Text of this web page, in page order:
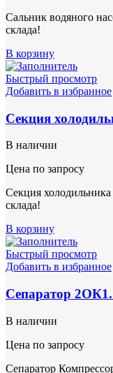
Сальник водяного
склада!
В корзину
Быстрый просмотр
Добавить в избранное
Секция
В наличии
Цена по запросу
Секция
склада!
В корзину
Быстрый просмотр
Добавить в избранное
Сепаратор
В наличии
Цена по запросу
Сепаратор